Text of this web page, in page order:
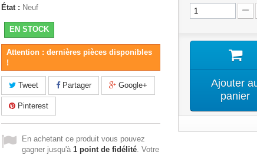
État : Neuf
EN STOCK
Attention : dernières pièces disponibles
!
Tweet Partager Google+
Pinterest
En achetant ce produit vous pouvez
gagner jusqu'à 1 point de fidélité. Votre
Ajouter
panier